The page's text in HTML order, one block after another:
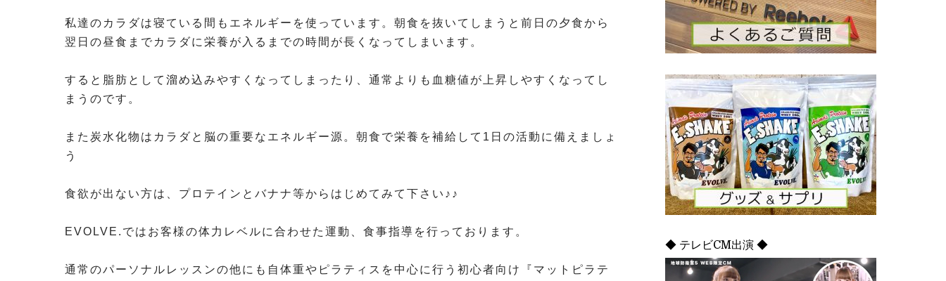
私達のカラダは寝ている間もエネルギーを使っています。朝食を抜いてしまうと前日の夕食から
翌日の昼食までカラダに栄養が入るまでの時間が長くなってしまいます。
すると脂肪として溜め込みやすくなってしまったり、通常よりも血糖値が上昇しやすくなってし
まうのです。
また炭水化物はカラダと脳の重要なエネルギー源。朝食で栄養を補給して1日の活動に備えましょ
う
食欲が出ない方は、プロテインとバナナ等からはじめてみて下さい♪♪
EVOLVE.ではお客様の体力レベルに合わせた運動、食事指導を行っております。
通常のパーソナルレッスンの他にも自体重やピラティスを中心に行う初心者向け『マットピラテ
◆ テレビCM出演 ◆